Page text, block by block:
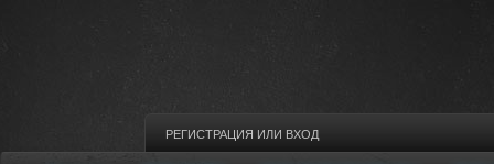
РЕГИСТРАЦИЯ ИЛИ ВХОД